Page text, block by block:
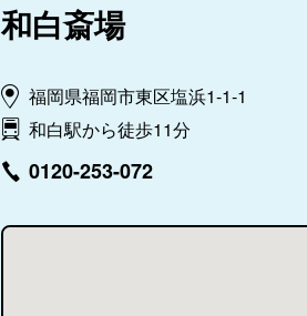
和白斎場
福岡県福岡市東区塩浜1-1-1
和白駅から徒歩11分
0120-253-072